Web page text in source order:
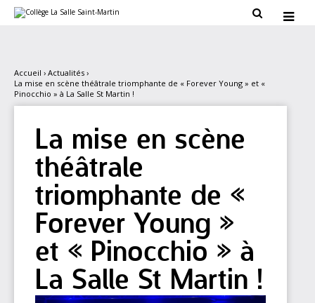
navigation
personnels
 
Accueil › Actualités ›
La mise en scène théâtrale triomphante de « Forever Young » et «
Pinocchio » à La Salle St Martin !
La mise en scène
théâtrale
triomphante de «
Forever Young »
et « Pinocchio » à
La Salle St Martin !